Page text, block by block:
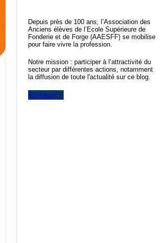
Depuis près de 100 ans, l’Association des
Anciens élèves de l’Ecole Supérieure de
Fonderie et de Forge (AAESFF) se mobilise
pour faire vivre la profession.
Notre mission : participer à l’attractivité du
secteur par différentes actions, notamment
la diffusion de toute l'actualité sur ce blog.
En savoir +